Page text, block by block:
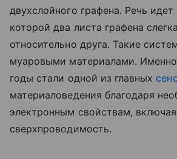
двухслойного графена. Речь
которой два листа графена
относительно друга. Такие
муаровыми материалами.
годы стали одной из главных
материаловедения благодаря
электронным свойствам, включая
сверхпроводимость.